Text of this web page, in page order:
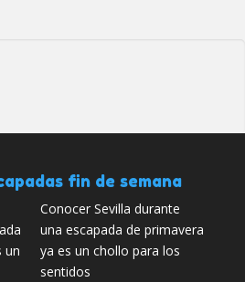
fin de semana
Conocer Sevilla durante
una escapada de primavera
ya es un chollo para los
sentidos